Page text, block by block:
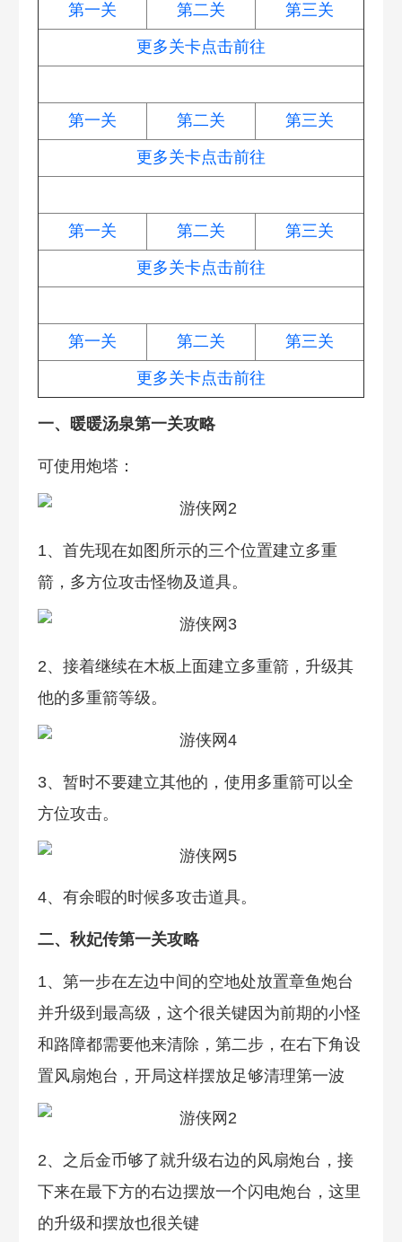
第一关 第二关 第三关
更多关卡点击前往
第一关 第二关 第三关
更多关卡点击前往
第一关 第二关 第三关
更多关卡点击前往
第一关 第二关 第三关
更多关卡点击前往
一、暖暖汤泉第一关攻略
可使用炮塔：
1、首先现在如图所示的三个位置建立多重
箭，多方位攻击怪物及道具。
2、接着继续在木板上面建立多重箭，升级其
他的多重箭等级。
3、暂时不要建立其他的，使用多重箭可以全
方位攻击。
4、有余暇的时候多攻击道具。
二、秋妃传第一关攻略
1、第一步在左边中间的空地处放置章鱼炮台
并升级到最高级，这个很关键因为前期的小怪
和路障都需要他来清除，第二步，在右下角设
置风扇炮台，开局这样摆放足够清理第一波
2、之后金币够了就升级右边的风扇炮台，接
下来在最下方的右边摆放一个闪电炮台，这里
的升级和摆放也很关键